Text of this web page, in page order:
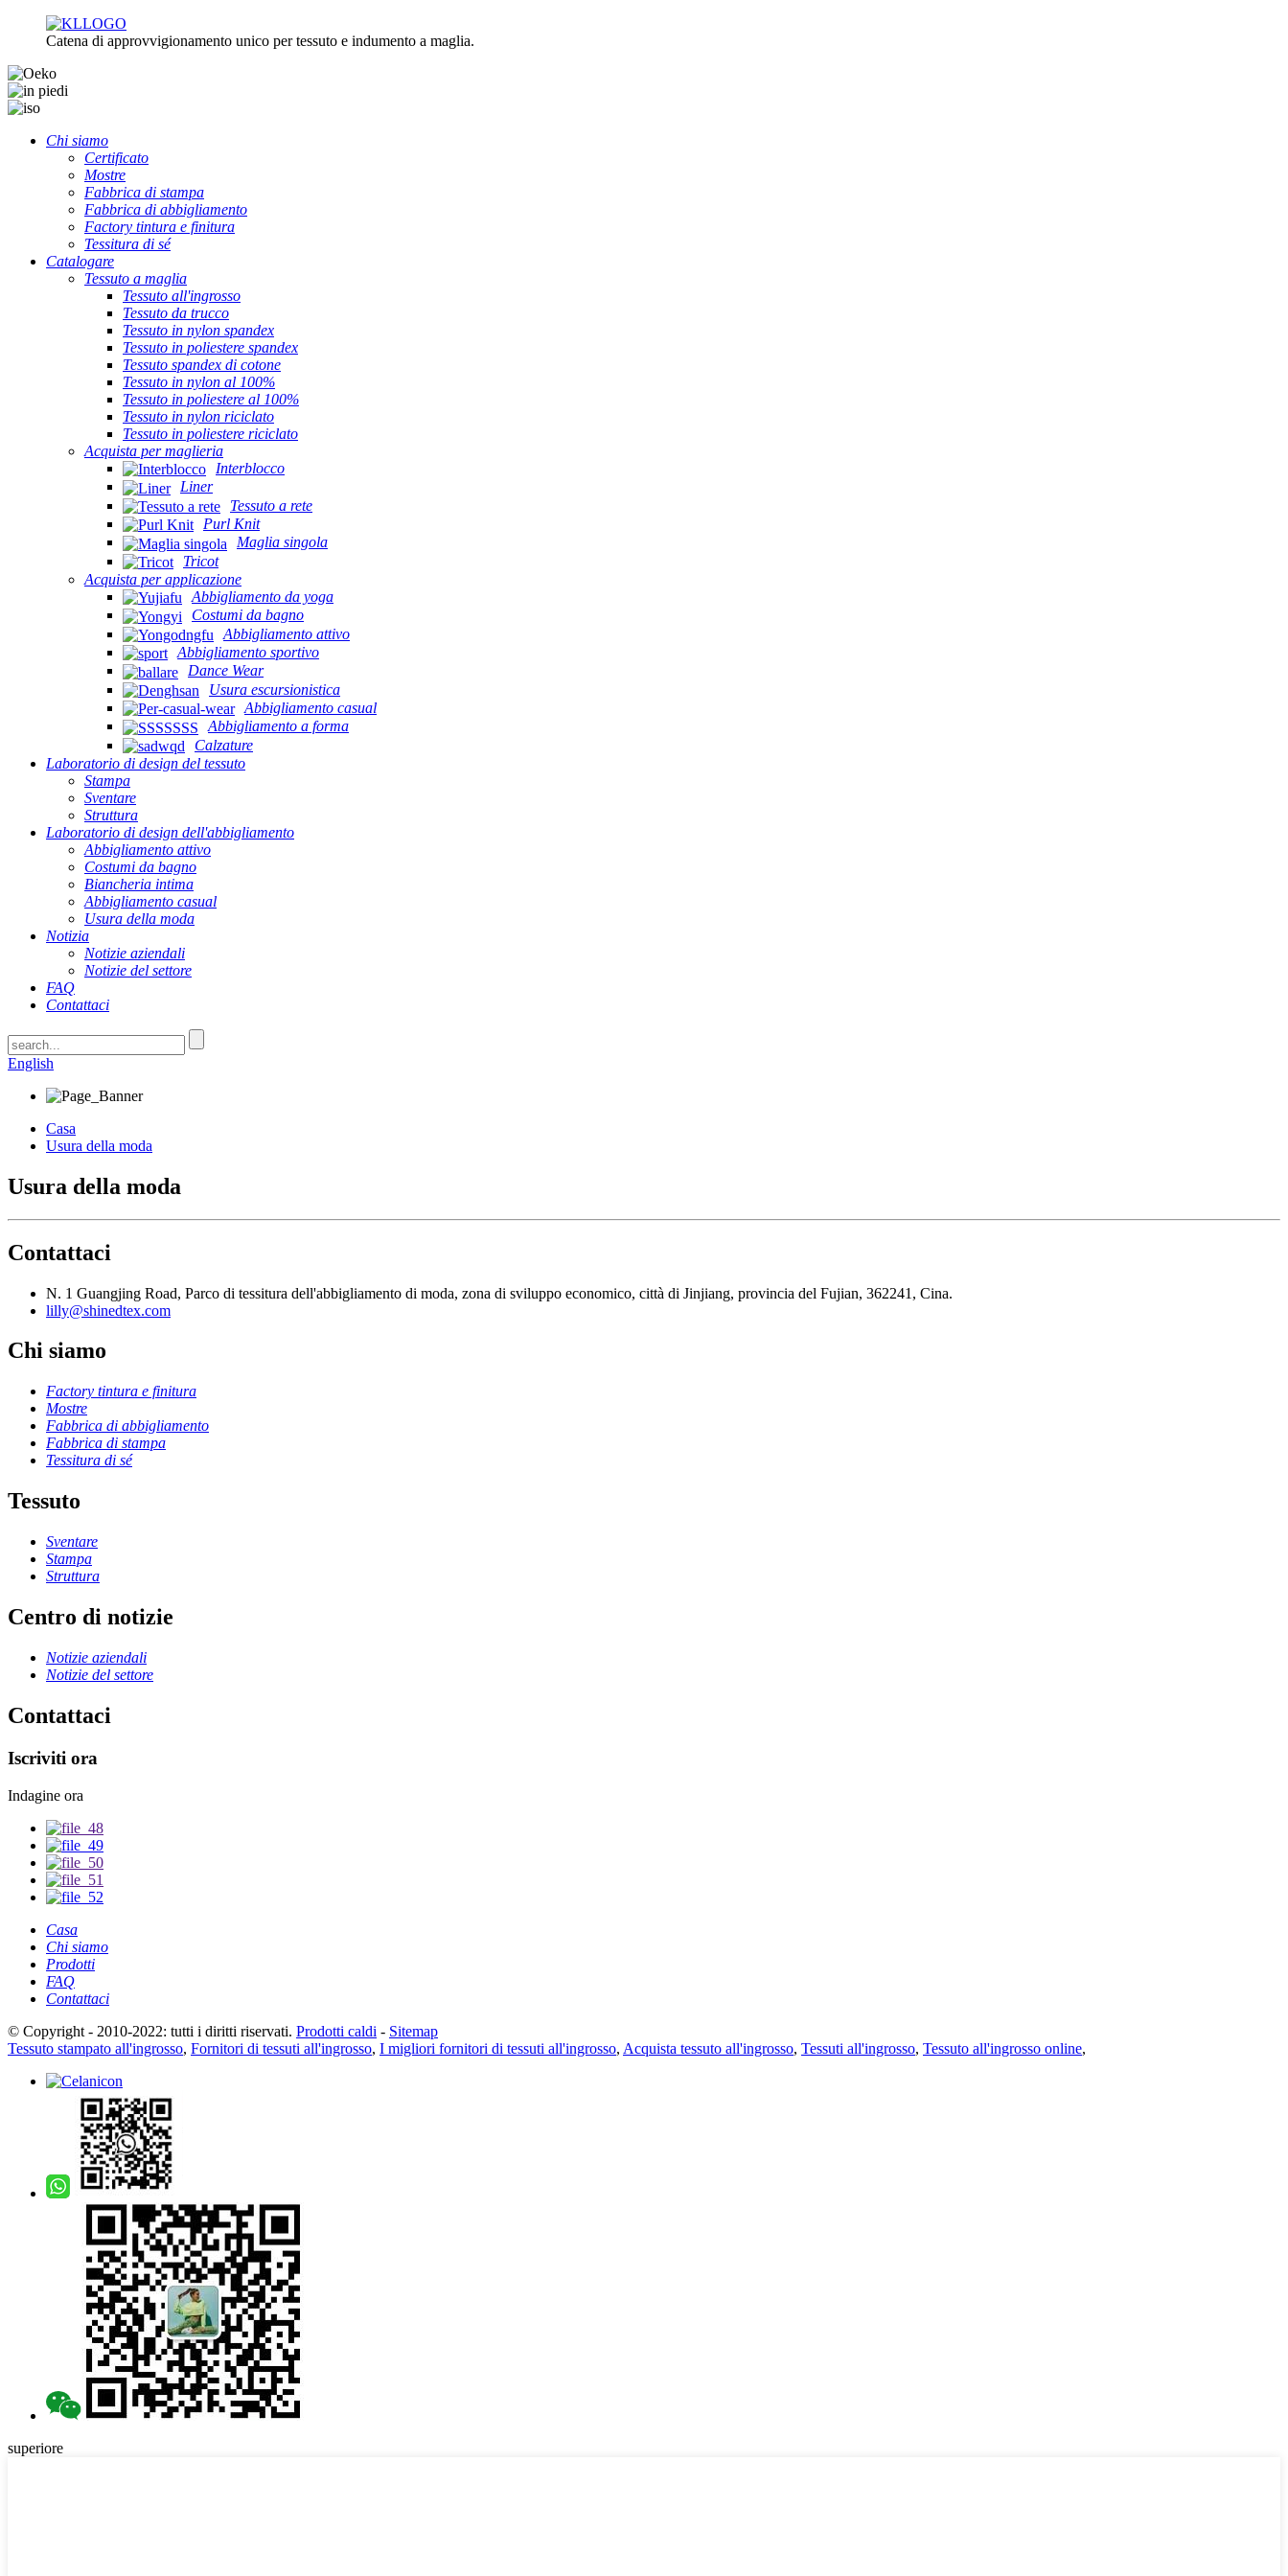
Catena di approvvigionamento unico per tessuto e indumento a maglia.
Chi siamo
Certificato
Mostre
Fabbrica di stampa
Fabbrica di abbigliamento
Factory tintura e finitura
Tessitura di sé
Catalogare
Tessuto a maglia
Tessuto all'ingrosso
Tessuto da trucco
Tessuto in nylon spandex
Tessuto in poliestere spandex
Tessuto spandex di cotone
Tessuto in nylon al 100%
Tessuto in poliestere al 100%
Tessuto in nylon riciclato
Tessuto in poliestere riciclato
Acquista per maglieria
Interblocco
Liner
Tessuto a rete
Purl Knit
Maglia singola
Tricot
Acquista per applicazione
Abbigliamento da yoga
Costumi da bagno
Abbigliamento attivo
Abbigliamento sportivo
Dance Wear
Usura escursionistica
Abbigliamento casual
Abbigliamento a forma
Calzature
Laboratorio di design del tessuto
Stampa
Sventare
Struttura
Laboratorio di design dell'abbigliamento
Abbigliamento attivo
Costumi da bagno
Biancheria intima
Abbigliamento casual
Usura della moda
Notizia
Notizie aziendali
Notizie del settore
FAQ
Contattaci
English
Casa
Usura della moda
Usura della moda
Contattaci
N. 1 Guangjing Road, Parco di tessitura dell'abbigliamento di moda, zona di sviluppo economico, città di Jinjiang, provincia del Fujian, 362241, Cina.
lilly@shinedtex.com
Chi siamo
Factory tintura e finitura
Mostre
Fabbrica di abbigliamento
Fabbrica di stampa
Tessitura di sé
Tessuto
Sventare
Stampa
Struttura
Centro di notizie
Notizie aziendali
Notizie del settore
Contattaci
Iscriviti ora
Indagine ora
Casa
Chi siamo
Prodotti
FAQ
Contattaci
© Copyright - 2010-2022: tutti i diritti riservati. Prodotti caldi - Sitemap
Tessuto stampato all'ingrosso, Fornitori di tessuti all'ingrosso, I migliori fornitori di tessuti all'ingrosso, Acquista tessuto all'ingrosso, Tessuti all'ingrosso, Tessuto all'ingrosso online,
superiore